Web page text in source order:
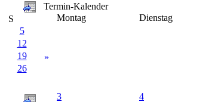
S
5
12
19
26
Termin-Kalender
Montag
Dienstag
»
3
4